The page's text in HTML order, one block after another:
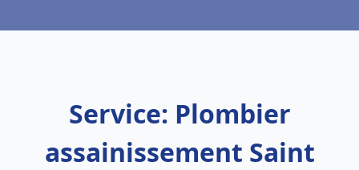
Service: Plombier
assainissement Saint